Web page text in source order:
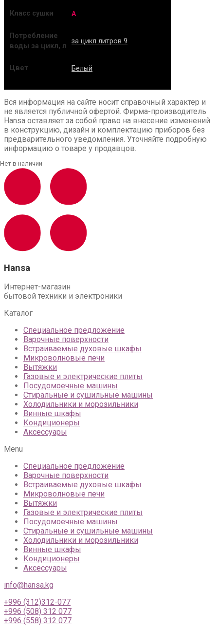
Класс сушки A
Потребление
воды за цикл, л
за цикл литров 9
Цвет Белый
Вся информация на сайте носит справочный характер и
не является публичной офертой. Фирма-производитель
Hansa оставляет за собой право на внесение изменений
в конструкцию, дизайн и комплектацию приборов без
предварительного уведомления. Уточняйте подробную
информацию о товаре у продавцов.
Hansa
Интернет-магазин
бытовой техники и электроники
Каталог
Специальное предложение
Варочные поверхности
Встраиваемые духовые шкафы
Микроволновые печи
Вытяжки
Газовые и электрические плиты
Посудомоечные машины
Стиральные и сушильные машины
Холодильники и морозильники
Винные шкафы
Кондиционеры
Аксессуары
Menu
Специальное предложение
Варочные поверхности
Встраиваемые духовые шкафы
Микроволновые печи
Вытяжки
Газовые и электрические плиты
Посудомоечные машины
Стиральные и сушильные машины
Холодильники и морозильники
Винные шкафы
Кондиционеры
Аксессуары
info@hansa.kg
+996 (312)312-077
+996 (508) 312 077
+996 (558) 312 077